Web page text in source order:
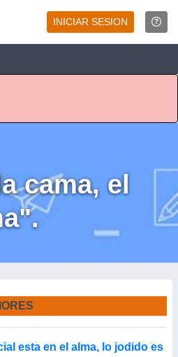
INICIAR SESION
cama, el
esta en el alma, lo jodido es